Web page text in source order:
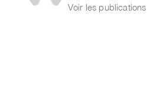
Voir les publications